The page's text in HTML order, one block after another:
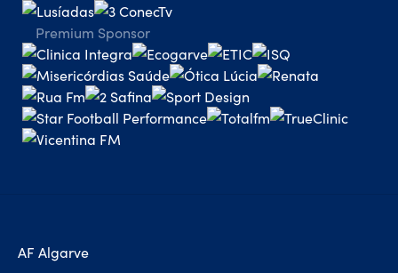
Premium Sponsor
AF Algarve